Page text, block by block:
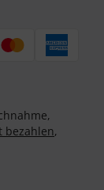
bezahlen,